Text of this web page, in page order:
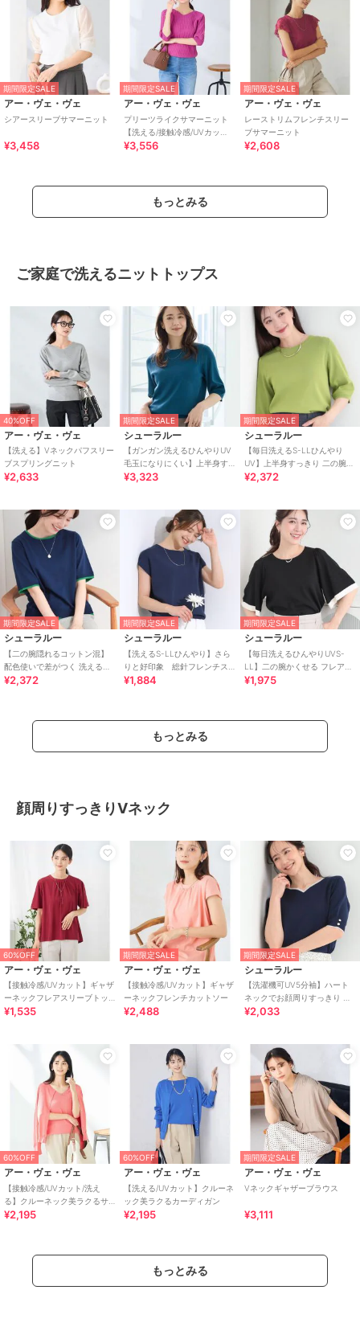
期間限定SALE
アー・ヴェ・ヴェ
シアースリーブサマーニット
¥3,458
期間限定SALE
アー・ヴェ・ヴェ
プリーツライクサマーニット
【洗える/接触冷感/UVカッ
ト】
¥3,556
期間限定SALE
アー・ヴェ・ヴェ
レーストリムフレンチスリー
ブサマーニット
¥2,608
もっとみる
ご家庭で洗えるニットトップス
40%OFF
アー・ヴェ・ヴェ
【洗える】Vネックパフスリー
ブスプリングニット
¥2,633
期間限定SALE
シューラルー
【ガンガン洗えるひんやりUV
毛玉になりにくい】上半身す
っきり 二の腕見せない5分袖ニ
¥3,323
期間限定SALE
シューラルー
【毎日洗えるS-LLひんやり
UV】上半身すっきり 二の腕見
せない5分袖ニット
¥2,372
期間限定SALE
シューラルー
【二の腕隠れるコットン混】
配色使いで差がつく 洗える五
分袖ニット
¥2,372
期間限定SALE
シューラルー
【洗えるS-LLひんやり】さら
りと好印象 総針フレンチス
リーブニット
¥1,884
期間限定SALE
シューラルー
【毎日洗えるひんやりUVS-
LL】二の腕かくせる フレアス
リーブひらり5分袖ニット
¥1,975
もっとみる
顔周りすっきりVネック
60%OFF
アー・ヴェ・ヴェ
【接触冷感/UVカット】ギャザ
ーネックフレアスリーブトッ
プス
¥1,535
期間限定SALE
アー・ヴェ・ヴェ
【接触冷感/UVカット】ギャザ
ーネックフレンチカットソー
¥2,488
期間限定SALE
シューラルー
【洗濯機可UV5分袖】ハート
ネックでお顔周りすっきり バ
イカラーニット
¥2,033
60%OFF
アー・ヴェ・ヴェ
【接触冷感/UVカット/洗え
る】クルーネック美ラクるサ
マーカーディガン
¥2,195
60%OFF
アー・ヴェ・ヴェ
【洗える/UVカット】クルーネ
ック美ラクるカーディガン
¥2,195
期間限定SALE
アー・ヴェ・ヴェ
Vネックギャザーブラウス
¥3,111
もっとみる